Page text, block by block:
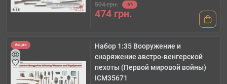
504 грн. -6%
474 грн.
Акция
Набор 1:35 Вооружение и
снаряжение австро-венгерской
пехоты (Первой мировой войны)
ICM35671